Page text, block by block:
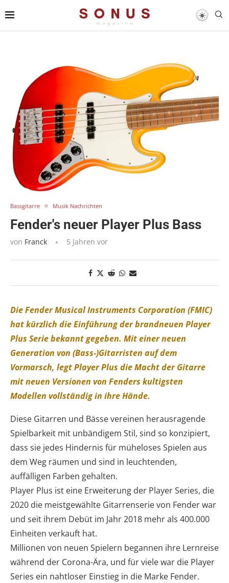
Bassgitarre Musik Nachrichten
Fender's neuer Player Plus Bass
von Franck 5 Jahren vor
Die Fender Musical Instruments Corporation (FMIC)
hat kürzlich die Einführung der brandneuen Player
Plus Serie bekannt gegeben. Mit einer neuen
Generation von (Bass-)Gitarristen auf dem
Vormarsch, legt Player Plus die Macht der Gitarre
mit neuen Versionen von Fenders kultigsten
Modellen vollständig in ihre Hände.
Diese Gitarren und Bässe vereinen herausragende
Spielbarkeit mit unbändigem Stil, sind so konzipiert,
dass sie jedes Hindernis für müheloses Spielen aus
dem Weg räumen und sind in leuchtenden,
auffälligen Farben gehalten.
Player Plus ist eine Erweiterung der Player Series, die
2020 die meistgewählte Gitarrenserie von Fender war
und seit ihrem Debüt im Jahr 2018 mehr als 400.000
Einheiten verkauft hat.
Millionen von neuen Spielern begannen ihre Lernreise
während der Corona-Ära, und für viele war die Player
Series ein nahtloser Einstieg in die Marke Fender.